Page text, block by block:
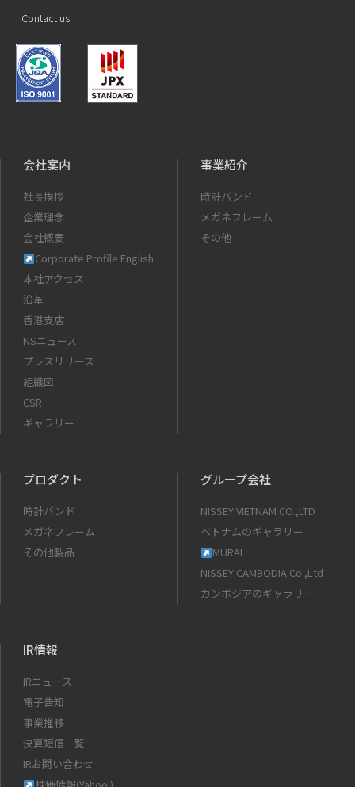
Contact us
会社案内
社長挨拶
企業理念
会社概要
Corporate Profile English
本社アクセス
沿革
香港支店
NSニュース
プレスリリース
組織図
CSR
ギャラリー
事業紹介
時計バンド
メガネフレーム
その他
プロダクト
時計バンド
メガネフレーム
その他製品
グループ会社
NISSEY VIETNAM CO.,LTD
ベトナムのギャラリー
MURAI
NISSEY CAMBODIA Co.,Ltd
カンボジアのギャラリー
IR情報
IRニュース
電子告知
事業推移
決算短信一覧
IRお問い合わせ